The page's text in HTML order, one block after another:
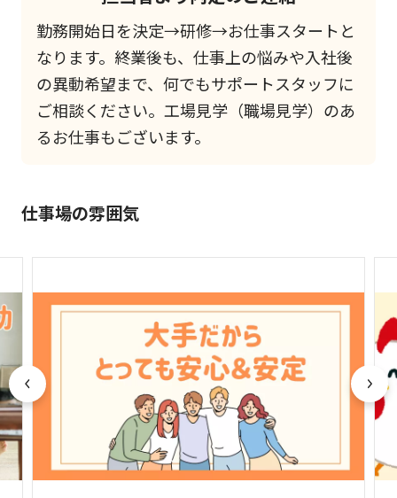
勤務開始日を決定→研修→お仕事スタートと
なります。終業後も、仕事上の悩みや入社後
の異動希望まで、何でもサポートスタッフに
ご相談ください。工場見学（職場見学）のあ
るお仕事もございます。
仕事場の雰囲気